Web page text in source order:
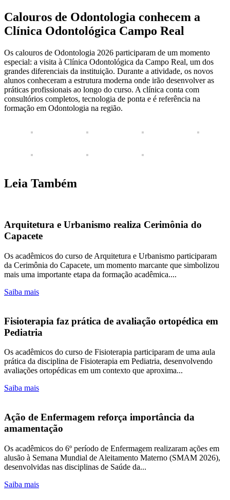
Calouros de Odontologia conhecem a
Clínica Odontológica Campo Real
Os calouros de Odontologia 2026 participaram de um momento
especial: a visita à Clínica Odontológica da Campo Real, um dos
grandes diferenciais da instituição. Durante a atividade, os novos
alunos conheceram a estrutura moderna onde irão desenvolver as
práticas profissionais ao longo do curso. A clínica conta com
consultórios completos, tecnologia de ponta e é referência na
formação em Odontologia na região.
Leia Também
Arquitetura e Urbanismo realiza Cerimônia do
Capacete
Os acadêmicos do curso de Arquitetura e Urbanismo participaram
da Cerimônia do Capacete, um momento marcante que simbolizou
mais uma importante etapa da formação acadêmica....
Saiba mais
Fisioterapia faz prática de avaliação ortopédica em
Pediatria
Os acadêmicos do curso de Fisioterapia participaram de uma aula
prática da disciplina de Fisioterapia em Pediatria, desenvolvendo
avaliações ortopédicas em um contexto que aproxima...
Saiba mais
Ação de Enfermagem reforça importância da
amamentação
Os acadêmicos do 6º período de Enfermagem realizaram ações em
alusão à Semana Mundial de Aleitamento Materno (SMAM 2026),
desenvolvidas nas disciplinas de Saúde da...
Saiba mais